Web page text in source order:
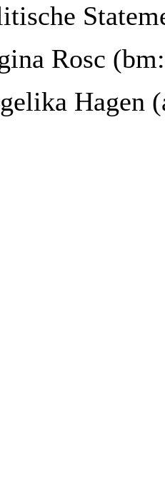
Rosc
Hagen